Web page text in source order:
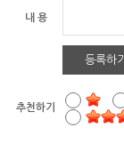
내 용
등록하기
추천하기